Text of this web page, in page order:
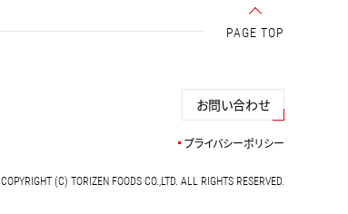
PAGE TOP
お問い合わせ
プライバシーポリシー
COPYRIGHT (C) TORIZEN FOODS CO.,LTD. ALL RIGHTS RESERVED.